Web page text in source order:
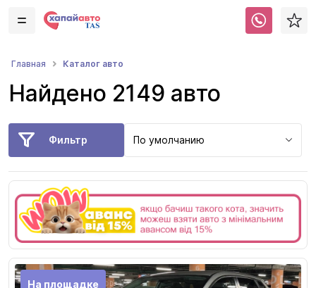
Главная Каталог авто
Найдено 2149 авто
Фильтр По умолчанию
На площадке